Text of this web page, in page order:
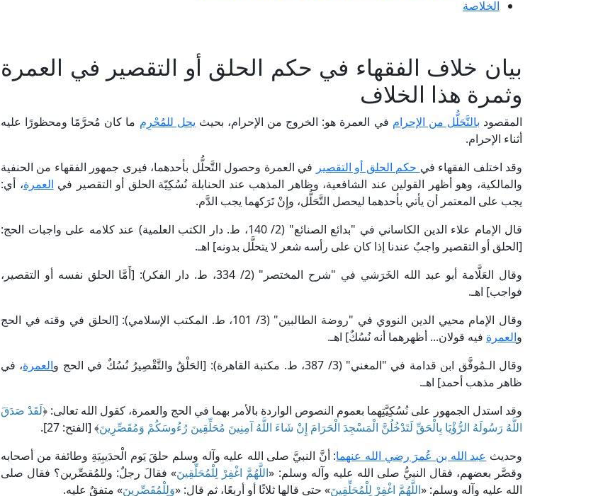
الخلاصة
بيان خلاف الفقهاء في حكم الحلق أو التقصير في العمرة
وثمرة هذا الخلاف
المقصود بالتَّحَلُّل من الإحرام في العمرة هو: الخروج من الإحرام، بحيث يحل للمُحْرِم ما كان مُحرَّمًا ومحظورًا عليه
أثناء الإحرام.
وقد اختلف الفقهاء في حكم الحلق أو التقصير في العمرة وحصول التَّحلُّل بأحدهما، فيرى جمهور الفقهاء من الحنفية
والمالكية، وهو أظهر القولين عند الشافعية، وظاهر المذهب عند الحنابلة نُسُكِيّة الحلق أو التقصير في العمرة، أي:
يجب على المعتمر أن يأتي بأحدهما ليحصل التَّحَلُّل، وإِنْ تَرَكهما يجب الدَّم.
قال الإمام علاء الدين الكاساني في "بدائع الصنائع" (2/ 140، ط. دار الكتب العلمية) عند كلامه على واجبات الحج:
[الحلق أو التقصير واجبٌ عندنا إذا كان على رأسه شعر لا يتحلَّل بدونه] اهـ.
وقال العَلَّامة أبو عبد الله الخَرَشي في "شرح المختصر" (2/ 334، ط. دار الفكر): [أَمَّا الحلق نفسه أو التقصير،
فواجب] اهـ.
وقال الإمام محيي الدين النووي في "روضة الطالبين" (3/ 101، ط. المكتب الإسلامي): [الحلق في وقته في الحج
والعمرة فيه قولان... أظهرهما أنه نُسُكٌ] اهـ.
وقال الـمُوفَّق ابن قدامة في "المغني" (3/ 387، ط. مكتبة القاهرة): [الحَلْقُ والتَّقْصِيرُ نُسُكٌ في الحج و
العمرة، في
ظاهر مذهب أحمد] اهـ.
وقد استدل الجمهور على نُسُكِيَّتِهما بعموم النصوص الواردة بالأمر بهما في الحج والعمرة، كقول الله تعالى: ﴿لَقَدْ صَدَقَ
اللَّهُ رَسُولَهُ الرُّؤْيَا بِالْحَقِّ لَتَدْخُلُنَّ الْمَسْجِدَ الْحَرَامَ إِنْ شَاءَ اللَّهُ آمِنِينَ مُحَلِّقِينَ رُءُوسَكُمْ وَمُقَصِّرِينَ﴾ [الفتح: 27].
وحديث عبد الله بن عُمرَ رضي الله عنهما: أنَّ النبيَّ صلى الله عليه وآله وسلم حلقَ يَوم الْحدَيبِيَةِ وطائفة من أصحابه
وقصَّر بعضهم، فقال النبيُّ صلى الله عليه وآله وسلم: «اللَّهُمَّ اغْفِرْ لِلْمُحَلِّقِينَ» فقالَ رجلٌ: وللمُقصِّرين؟ فقال صلى
الله عليه وآله وسلم: «اللَّهُمَّ اغْفِرْ لِلْمُحَلِّقِينَ» حتى قالها ثلاثًا أو أربعًا، ثم قال: «وَلِلْمُقَصِّرِينَ» متفقٌ عليه.